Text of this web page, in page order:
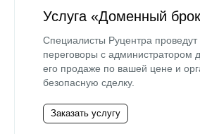
Услуга «Доменный
Специалисты Руцентра проведут
переговоры с администратором
его продаже по вашей цене и
безопасную сделку.
Заказать услугу